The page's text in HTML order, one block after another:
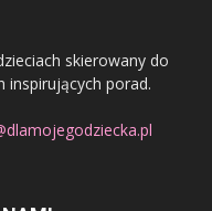
skierowany do
inspirujących porad.